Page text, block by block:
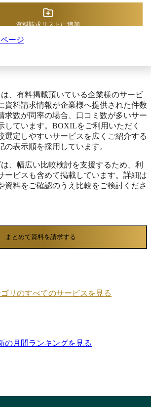
は恐らくインパクトがなくて、私ども
かったでしょうが・・・・。 旧
30年。もうそろそろ“Automation”幻想
本当の意味で営業担当者を支援し、営
トする仕組みに変えてみませんか？営
は必要なことですが、管理したり、分
けでは、売上は上がりません。現場の
りが
た。
援。機能追加のための課金はありませ
やSFAにAIを後付けするのではな
性を理解し、操作できる構造になって
の融合によ
を。
ージ
資料請求リストに追加
、有料掲載頂いている企業様のサービ
資料請求情報が企業様へ提供された件数
求数が同率の場合、口コミ数が多いサー
しています。BOXILをご利用いただく
選定しやすいサービスを広くご紹介する
の表示順を採用しています。
、幅広い比較検討を支援するため、利
ービスも含めて掲載しています。詳細は
資料をご確認のうえ比較をご検討くださ
まとめて資料を請求する
リのすべてのサービスを見る
の月間ランキングを見る